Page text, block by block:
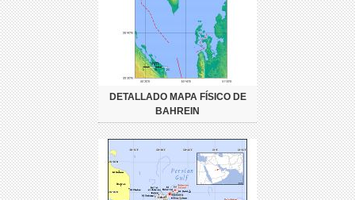
DETALLADO MAPA FÍSICO DE
BAHREIN